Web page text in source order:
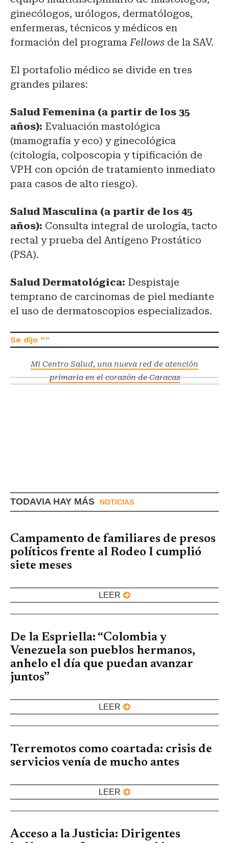
ginecólogos, urólogos, dermatólogos,
enfermeras, técnicos y médicos en
formación del programaFellows de la SAV.
El portafolio médico se divide en tres
grandes pilares:
Salud Femenina (a partir de los 35
años): Evaluación mastológica
(mamografía y eco) y ginecológica
(citología, colposcopia y tipificación de
VPH con opción de tratamiento inmediato
para casos de alto riesgo).
Salud Masculina (a partir de los 45
años): Consulta integral de urología, tacto
rectal y prueba del Antígeno Prostático
(PSA).
Salud Dermatológica: Despistaje
temprano de carcinomas de piel mediante
el uso de dermatoscopios especializados.
Mi Centro Salud, una nueva red de atención
primaria en el corazón de Caracas
TODAVIA HAY MÁS NOTICIAS
Campamento de familiares de presos
políticos frente al Rodeo I cumplió
siete meses
LEER
De la Espriella: “Colombia y
Venezuela son pueblos hermanos,
anhelo el día que puedan avanzar
juntos”
LEER
Terremotos como coartada: crisis de
servicios venía de mucho antes
LEER
Acceso a la Justicia: Dirigentes